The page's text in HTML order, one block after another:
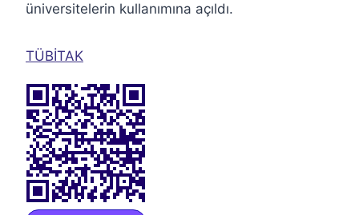
üniversitelerin kullanımına açıldı.
TÜBİTAK